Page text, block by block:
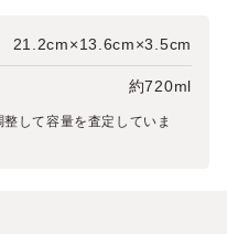
21.2cm×13.6cm×3.5cm
約720ml
して容量を査定していま